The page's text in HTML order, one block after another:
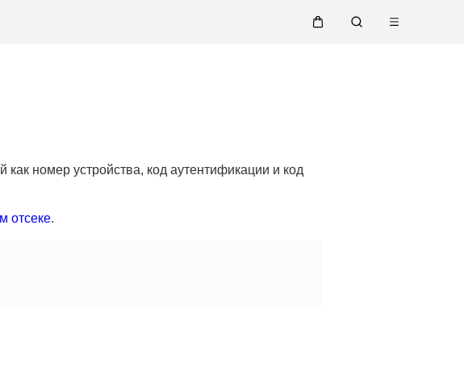
Открыть
номер устройства, код аутентификации и код
отсеке.